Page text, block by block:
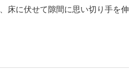
床に伏せて隙間に思い切り手を伸